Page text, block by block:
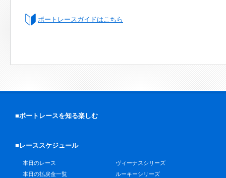
ボートレースガイドはこちら
■ボートレースを知る楽しむ
■レーススケジュール
本日のレース
本日の払戻金一覧
ヴィーナスシリーズ
ルーキーシリーズ